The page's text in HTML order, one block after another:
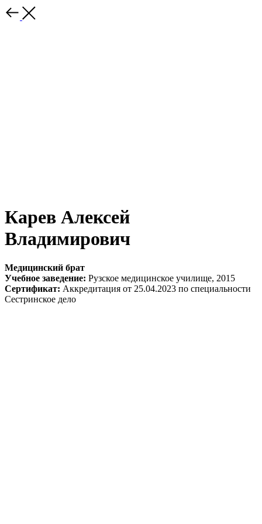
Карев Алексей
Владимирович
Медицинский брат
Учебное заведение: Рузское медицинское училище, 2015
Сертификат: Аккредитация от 25.04.2023 по специальности
Сестринское дело